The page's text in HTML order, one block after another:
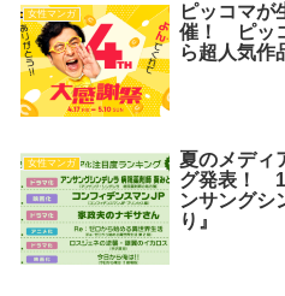
女性マンガ
ピッコマが
催！ ピッ
ら超人気作
女性マンガ
夏のメディ
グ発表！ 1
ンサングシ
り』